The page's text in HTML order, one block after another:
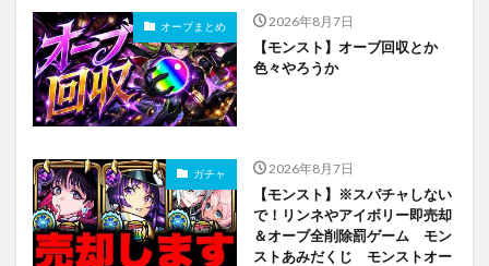
オーブまとめ 2026年8月7日
【モンスト】オーブ回収とか
色々やろうか
ガチャ 2026年8月7日
【モンスト】※スパチャしない
で！リンネやアイボリー即売却
＆オーブ全削除罰ゲーム モン
ストあみだくじ モンストオー